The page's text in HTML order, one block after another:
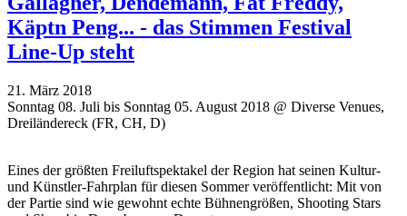
Käptn Peng... - das Stimmen Festival
Line-Up steht
21. März 2018
Sonntag 08. Juli bis Sonntag 05. August 2018 @ Diverse Venues,
Dreiländereck (FR, CH, D)
Eines der größten Freiluftspektakel der Region hat seinen Kultur-
und Künstler-Fahrplan für diesen Sommer veröffentlicht: Mit von
der Partie sind wie gewohnt echte Bühnengrößen, Shooting Stars